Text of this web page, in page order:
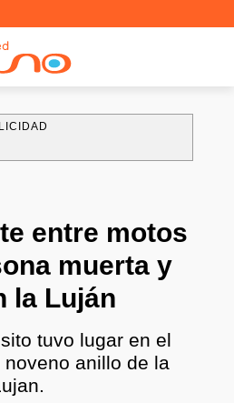
entre motos
muerta y
la Luján
tuvo lugar en el
anillo de la